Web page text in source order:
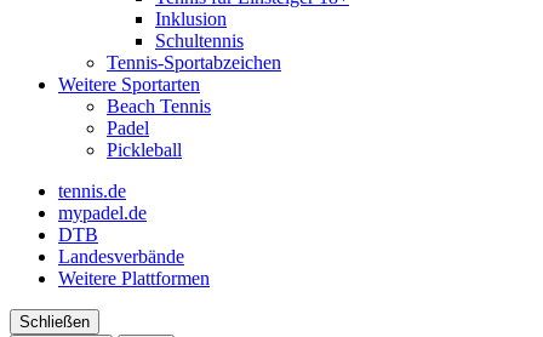
Inklusion
Schultennis
Tennis-Sportabzeichen
Weitere Sportarten
Beach Tennis
Padel
Pickleball
tennis.de
mypadel.de
DTB
Landesverbände
Weitere Plattformen
Schließen